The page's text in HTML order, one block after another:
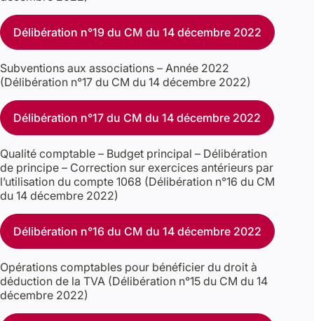
Délibération n°19 du CM du 14 décembre 2022
Subventions aux associations – Année 2022
(Délibération n°17 du CM du 14 décembre 2022)
Délibération n°17 du CM du 14 décembre 2022
Qualité comptable – Budget principal – Délibération
de principe – Correction sur exercices antérieurs par
l’utilisation du compte 1068 (Délibération n°16 du CM
du 14 décembre 2022)
Délibération n°16 du CM du 14 décembre 2022
Opérations comptables pour bénéficier du droit à
déduction de la TVA (Délibération n°15 du CM du 14
décembre 2022)